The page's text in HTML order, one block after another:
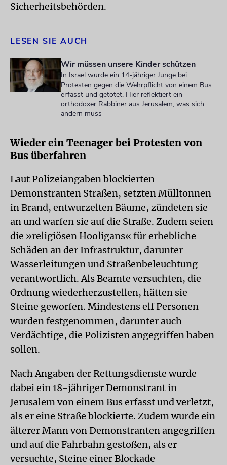
Sicherheitsbehörden.
LESEN SIE AUCH
Wir müssen unsere Kinder schützen
In Israel wurde ein 14-jähriger Junge bei
Protesten gegen die Wehrpflicht von einem Bus
erfasst und getötet. Hier reflektiert ein
orthodoxer Rabbiner aus Jerusalem, was sich
ändern muss
Wieder ein Teenager bei Protesten von
Bus überfahren
Laut Polizeiangaben blockierten
Demonstranten Straßen, setzten Mülltonnen
in Brand, entwurzelten Bäume, zündeten sie
an und warfen sie auf die Straße. Zudem seien
die »religiösen Hooligans« für erhebliche
Schäden an der Infrastruktur, darunter
Wasserleitungen und Straßenbeleuchtung
verantwortlich. Als Beamte versuchten, die
Ordnung wiederherzustellen, hätten sie
Steine geworfen. Mindestens elf Personen
wurden festgenommen, darunter auch
Verdächtige, die Polizisten angegriffen haben
sollen.
Nach Angaben der Rettungsdienste wurde
dabei ein 18-jähriger Demonstrant in
Jerusalem von einem Bus erfasst und verletzt,
als er eine Straße blockierte. Zudem wurde ein
älterer Mann von Demonstranten angegriffen
und auf die Fahrbahn gestoßen, als er
versuchte, Steine einer Blockade